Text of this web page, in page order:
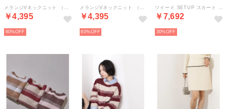
￥4,395
60%
￥4,395
60%
￥7,692
30%